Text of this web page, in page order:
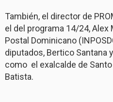
También, el director de
el del programa 14/24,
Postal Dominicano
diputados, Bertico Santana
como el exalcalde de
Batista.